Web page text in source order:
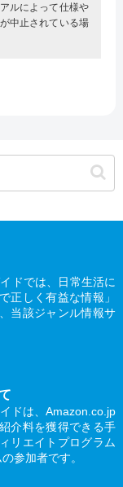
ルによって仕様や
中止されている場
ドでは、日常生活に
正しく有益な情報」
当該ジャンル情報サ
ドは、Amazon.co.jp
介料を獲得できる手
リエイトプログラム
参加者です。